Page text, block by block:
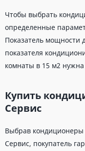
Чтобы выбрать
определенные
Показатель мощности
показателя
комнаты в 15 м2
Купить
Сервис
Выбрав кондиционеры
Сервис, покупатель